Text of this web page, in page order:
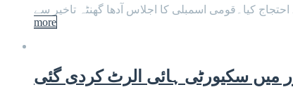
more
میں سکیورٹی ہائی الرٹ کردی گئی